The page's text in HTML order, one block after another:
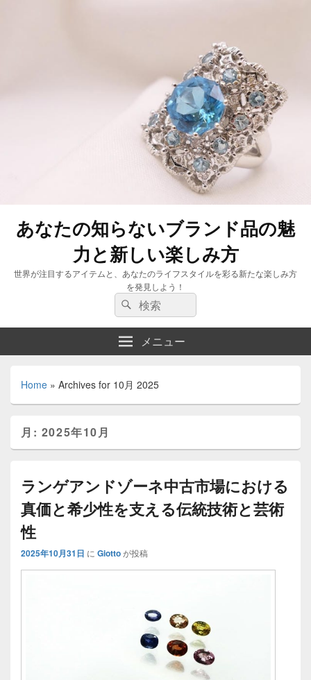
あなたの知らないブランド品の魅
力と新しい楽しみ方
世界が注目するアイテムと、あなたのライフスタイルを彩る新たな楽しみ方
を発見しよう！
検
索:
検
索
メニュー
Home » Archives for 10月 2025
月: 2025年10月
ランゲアンドゾーネ中古市場における
真価と希少性を支える伝統技術と芸術
性
2025年10月31日 に Giottoが投稿